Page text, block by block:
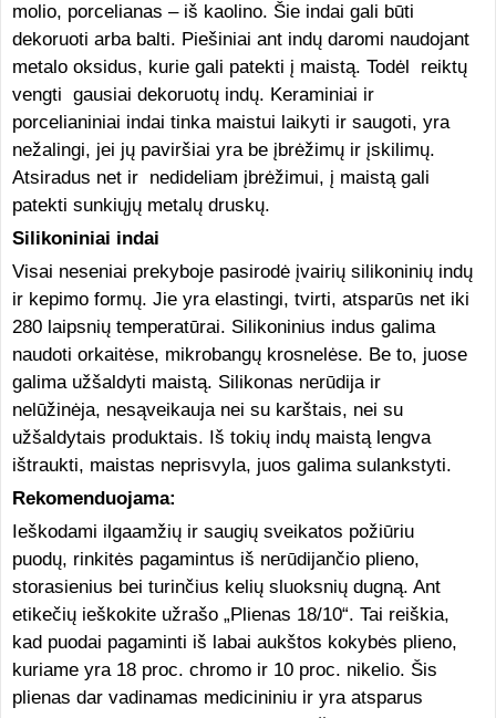
molio, porcelianas – iš kaolino. Šie indai gali būti
dekoruoti arba balti. Piešiniai ant indų daromi naudojant
metalo oksidus, kurie gali patekti į maistą. Todėl reiktų
vengti gausiai dekoruotų indų. Keraminiai ir
porcelianiniai indai tinka maistui laikyti ir saugoti, yra
nežalingi, jei jų paviršiai yra be įbrėžimų ir įskilimų.
Atsiradus net ir nedideliam įbrėžimui, į maistą gali
patekti sunkiųjų metalų druskų.
Silikoniniai indai
Visai neseniai prekyboje pasirodė įvairių silikoninių indų
ir kepimo formų. Jie yra elastingi, tvirti, atsparūs net iki
280 laipsnių temperatūrai. Silikoninius indus galima
naudoti orkaitėse, mikrobangų krosnelėse. Be to, juose
galima užšaldyti maistą. Silikonas nerūdija ir
nelūžinėja, nesąveikauja nei su karštais, nei su
užšaldytais produktais. Iš tokių indų maistą lengva
ištraukti, maistas neprisvyla, juos galima sulankstyti.
Rekomenduojama:
Ieškodami ilgaamžių ir saugių sveikatos požiūriu
puodų, rinkitės pagamintus iš nerūdijančio plieno,
storasienius bei turinčius kelių sluoksnių dugną. Ant
etikečių ieškokite užrašo „Plienas 18/10“. Tai reiškia,
kad puodai pagaminti iš labai aukštos kokybės plieno,
kuriame yra 18 proc. chromo ir 10 proc. nikelio. Šis
plienas dar vadinamas medicininiu ir yra atsparus